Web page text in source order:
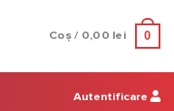
Coș / 0,00 lei 0
Autentificare